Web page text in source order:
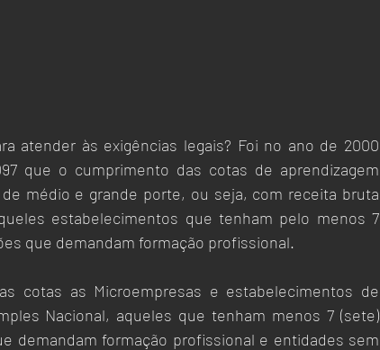
atender às exigências legais? Foi no ano de 2000
que o cumprimento das cotas de aprendizagem
médio e grande porte, ou seja, com receita bruta
estabelecimentos que tenham pelo menos 7
que demandam formação profissional.
cotas as Microempresas e estabelecimentos de
Nacional, aqueles que tenham menos 7 (sete)
demandam formação profissional e entidades sem